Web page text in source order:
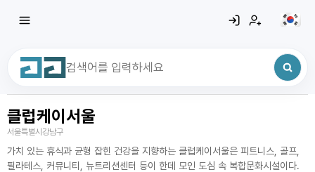
최근 검색어
클럽케이서울
서울특별시강남구
가치 있는 휴식과 균형 잡힌 건강을 지향하는 클럽케이서울은 피트니스, 골프,
필라테스, 커뮤니티, 뉴트리션센터 등이 한데 모인 도심 속 복합문화시설이다.